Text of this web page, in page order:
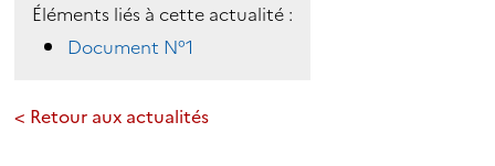
Éléments liés à cette actualité :
Document N°1
< Retour aux actualités